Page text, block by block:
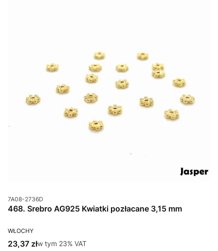
Kod produktu
7A08-2736D
468. Srebro AG925 Kwiatki pozłacane 3,15 mm
PRODUCENT
WŁOCHY
Cena brutto
23,37 złw tym %s VAT
w tym 23% VAT